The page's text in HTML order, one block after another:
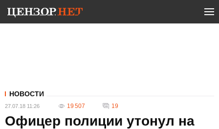
НОВОСТИ
27.07.18 11:26 19 507 19
Офицер полиции утонул на